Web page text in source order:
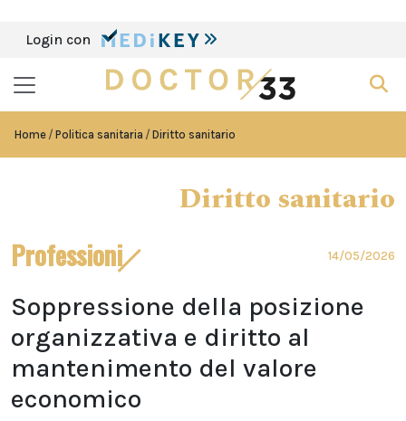
Login con
Home Politica sanitaria Diritto sanitario
Diritto sanitario
Professioni 14/05/2026
Soppressione della posizione
organizzativa e diritto al
mantenimento del valore
economico